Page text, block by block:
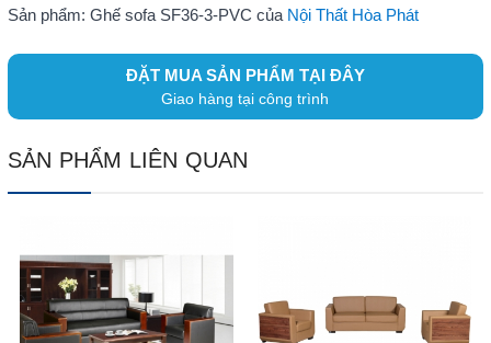
Sản phẩm: Ghế sofa SF36-3-PVC của Nội Thất Hòa Phát
ĐẶT MUA SẢN PHẨM TẠI ĐÂY
Giao hàng tại công trình
SẢN PHẨM LIÊN QUAN